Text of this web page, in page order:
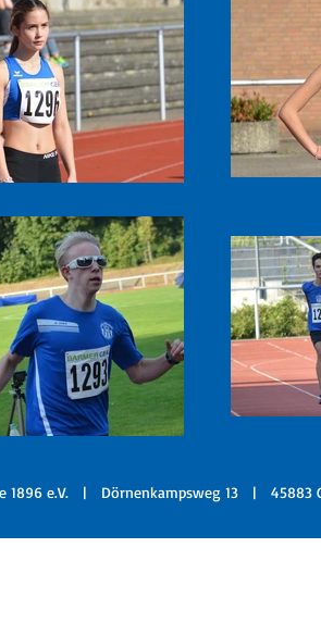
1896 e.V. | Dörnenkampsweg 13 | 45883